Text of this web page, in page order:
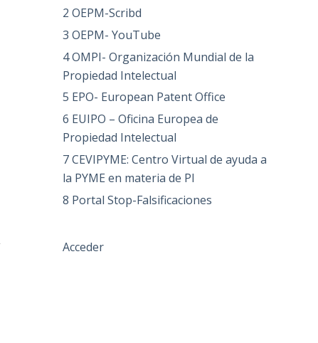
2 OEPM-Scribd
3 OEPM- YouTube
4 OMPI- Organización Mundial de la
Propiedad Intelectual
5 EPO- European Patent Office
6 EUIPO – Oficina Europea de
Propiedad Intelectual
7 CEVIPYME: Centro Virtual de ayuda a
la PYME en materia de PI
8 Portal Stop-Falsificaciones
Acceder